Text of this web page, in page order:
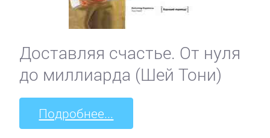
Доставляя счастье. От нуля
до миллиарда (Шей Тони)
Подробнее...